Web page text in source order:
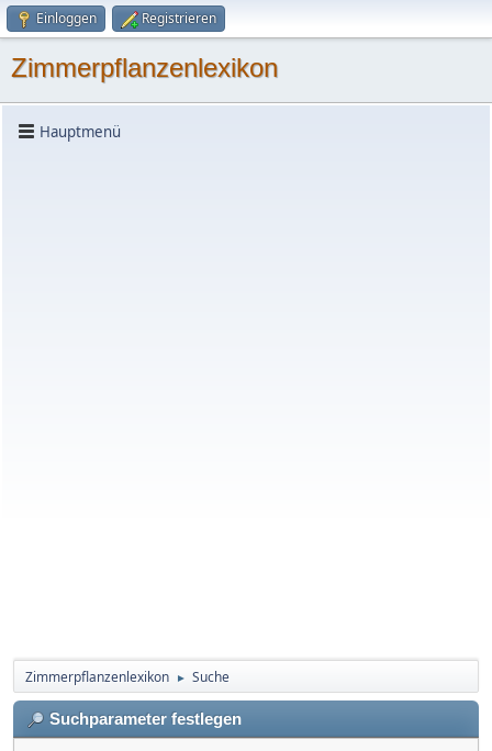
Einloggen Registrieren
Zimmerpflanzenlexikon
Hauptmenü
Zimmerpflanzenlexikon ► Suche
Suchparameter festlegen